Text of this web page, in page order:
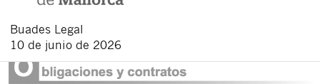
Buades Legal
10 de junio de 2026